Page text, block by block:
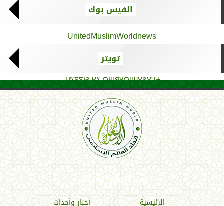
الفيس بوك
UnitedMuslimWorldnews
تويتر
Tweets by AthadAlm69641
اتحاد العالم الإسلامي
الرئيسية
أخبار وأحداث